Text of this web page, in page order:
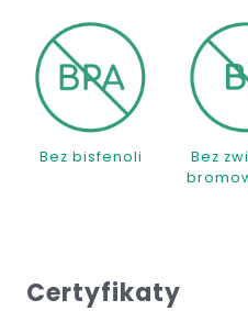
Bez bisfenoli
Bez
Certyfikaty